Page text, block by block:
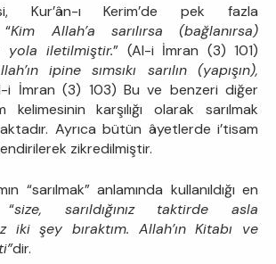
Kur’ân-ı Kerim’de pek fazla
“Kim Allah’a sarılırsa (bağlanırsa)
yola iletilmiştir.” (Al-i İmran (3) 101)
ipine sımsıkı sarılın (yapışın),
i İmran (3) 103) Bu ve benzeri diğer
kelimesinin karşılığı olarak sarılmak
Ayrıca bütün âyetlerde i’tisam
zikredilmiştir.
“sarılmak” anlamında kullanıldığı en
“size, sarıldığınız taktirde asla
iki şey bıraktım. Allah’ın Kitabı ve
dir.